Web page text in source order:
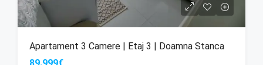
Apartament 3 Camere | Etaj 3 | Doamna Stanca